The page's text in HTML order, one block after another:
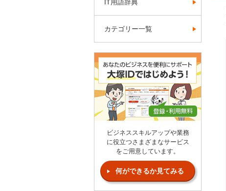
IT用語辞典
カテゴリー一覧
ビジネススキルアップや業務
に役立つさまざまなサービス
をご用意しています。
何ができるか見てみる